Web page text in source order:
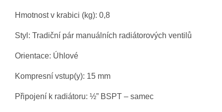
Hmotnost v krabici (kg): 0,8
Styl: Tradiční pár manuálních radiátorových ventilů
Orientace: Úhlové
Kompresní vstup(y): 15 mm
Připojení k radiátoru: ½” BSPT – samec